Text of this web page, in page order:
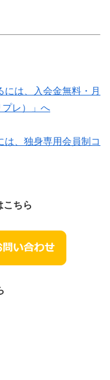
は、入会金無料・月
レ）」へ
は、独身専用会員制コ
こちら